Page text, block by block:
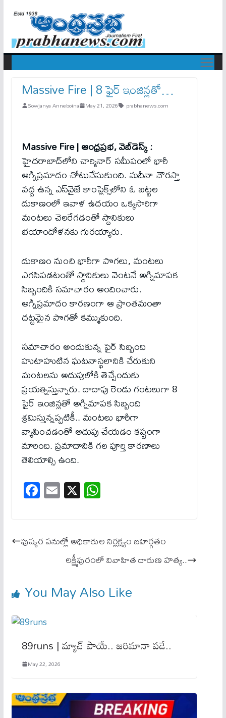
Massive Fire | 8 ఫైర్ ఇంజిన్లతో…
Sowjanya Anneboina May 21, 2026 prabhanews.com
Massive Fire | ఆంధ్రప్రభ, వెబ్‌డెస్క్‌ :
హైదరాబాద్‌లోని చార్మినార్ సమీపంలో భారీ
అగ్నిప్రమాదం చోటుచేసుకుంది. మదీనా చౌరస్తా
వద్ద ఉన్న ఎస్‌వైజే కాంప్లెక్స్‌లోని ఓ బట్టల
దుకాణంలో ఇవాళ ఉదయం ఒక్కసారిగా
మంటలు చెలరేగడంతో స్థానికులు
భయాందోళనకు గురయ్యారు.
దుకాణం నుంచి భారీగా పొగలు, మంటలు
ఎగసిపడటంతో స్థానికులు వెంటనే అగ్నిమాపక
సిబ్బందికి సమాచారం అందించారు.
అగ్నిప్రమాదం కారణంగా ఆ ప్రాంతమంతా
దట్టమైన పొగతో కమ్ముకుంది.
సమాచారం అందుకున్న ఫైర్ సిబ్బంది
హుటాహుటిన ఘటనాస్థలానికి చేరుకుని
మంటలను అదుపులోకి తెచ్చేందుకు
ప్రయత్నిస్తున్నారు. దాదాపు రెండు గంటలుగా 8
ఫైర్ ఇంజిన్లతో అగ్నిమాపక సిబ్బంది
శ్రమిస్తున్నప్పటికీ.. మంటలు భారీగా
వ్యాపించడంతో అదుపు చేయడం కష్టంగా
మారింది. ప్రమాదానికి గల పూర్తి కారణాలు
తెలియాల్సి ఉంది.
Fa
ce
ok
E
m
X W
ha
A
pp
పుష్కర పనుల్లో అధికారుల నిర్లక్ష్యం బహిర్గతం
లక్ష్మీపురంలో వివాహిత దారుణ హత్య..
You May Also Like
89runs | మ్యాచ్ పాయే.. జ‌రిమానా ప‌డే..
May 22, 2026